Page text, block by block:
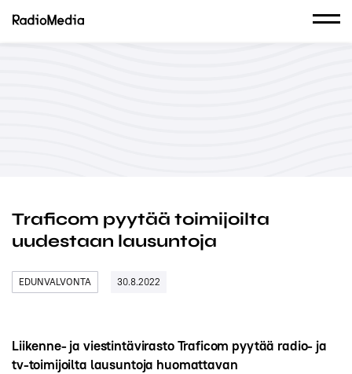
Traficom pyytää toimijoilta
uudestaan lausuntoja
EDUNVALVONTA 30.8.2022
Liikenne- ja viestintävirasto Traficom pyytää radio- ja
tv-toimijoilta lausuntoja huomattavan